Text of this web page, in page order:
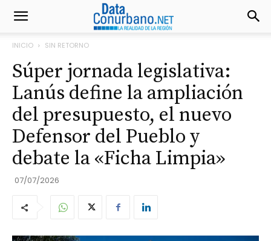
INICIO SIN RETORNO
Súper jornada legislativa:
Lanús define la ampliación
del presupuesto, el nuevo
Defensor del Pueblo y
debate la «Ficha Limpia»
07/07/2026